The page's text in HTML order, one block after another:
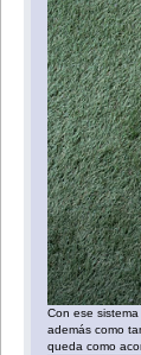
Con ese
además como
queda como